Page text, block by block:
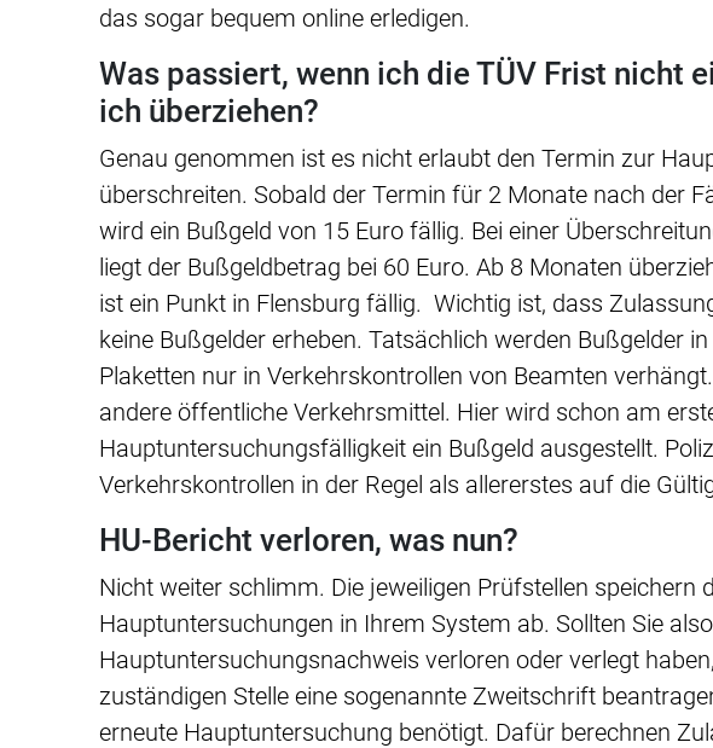
das sogar bequem online erledigen.
Was passiert, wenn ich die TÜV Frist nicht
ich überziehen?
Genau genommen ist es nicht erlaubt den Termin zur
überschreiten. Sobald der Termin für 2 Monate nach der
wird ein Bußgeld von 15 Euro fällig. Bei einer
liegt der Bußgeldbetrag bei 60 Euro. Ab 8 Monaten
ist ein Punkt in Flensburg fällig. Wichtig ist, dass
keine Bußgelder erheben. Tatsächlich werden Bußgelder
Plaketten nur in Verkehrskontrollen von Beamten
andere öffentliche Verkehrsmittel. Hier wird schon am
Hauptuntersuchungsfälligkeit ein Bußgeld ausgestellt.
Verkehrskontrollen in der Regel als allererstes auf die
HU-Bericht verloren, was nun?
Nicht weiter schlimm. Die jeweiligen Prüfstellen speichern
Hauptuntersuchungen in Ihrem System ab. Sollten Sie
Hauptuntersuchungsnachweis verloren oder verlegt
zuständigen Stelle eine sogenannte Zweitschrift
erneute Hauptuntersuchung benötigt. Dafür berechnen